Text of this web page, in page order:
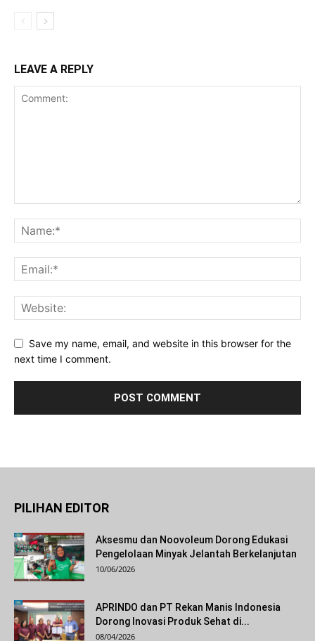
LEAVE A REPLY
Save my name, email, and website in this browser for the
next time I comment.
PILIHAN EDITOR
Aksesmu dan Noovoleum Dorong Edukasi
Pengelolaan Minyak Jelantah Berkelanjutan
10/06/2026
APRINDO dan PT Rekan Manis Indonesia
Dorong Inovasi Produk Sehat di...
08/04/2026